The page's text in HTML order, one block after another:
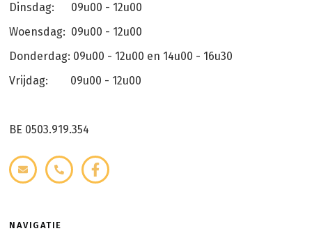
Dinsdag: 09u00 - 12u00
Woensdag: 09u00 - 12u00
Donderdag: 09u00 - 12u00 en 14u00 - 16u30
Vrijdag: 09u00 - 12u00
BE 0503.919.354
NAVIGATIE